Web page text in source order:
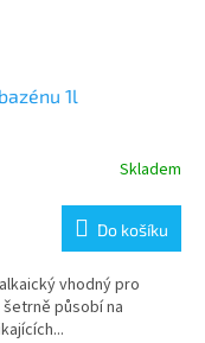
1l
Skladem
Do košíku
vhodný pro
působí na